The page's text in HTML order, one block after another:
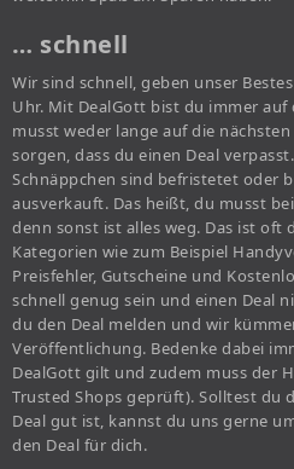
… schnell
Wir sind schnell, geben unser
Uhr. Mit DealGott bist du immer auf
musst weder lange auf die
sorgen, dass du einen Deal
Schnäppchen sind befristetet oder
ausverkauft. Das heißt, du musst
denn sonst ist alles weg. Das ist oft
Kategorien wie zum Beispiel
Preisfehler, Gutscheine und
schnell genug sein und einen Deal
du den Deal melden und wir
Veröffentlichung. Bedenke dabei
DealGott gilt und zudem muss der
Trusted Shops geprüft). Solltest du
Deal gut ist, kannst du uns gerne
den Deal für dich.